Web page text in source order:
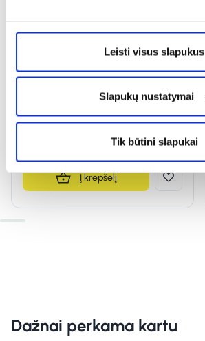
Leisti visus slapukus
Slapukų nustatymai
Tik būtini slapukai
Įvertinimas 5.0 iš 5
2,85 € 5,71 €
% PAPILDOMA NUOLAIDA
Į krepšelį
Dažnai perkama kartu